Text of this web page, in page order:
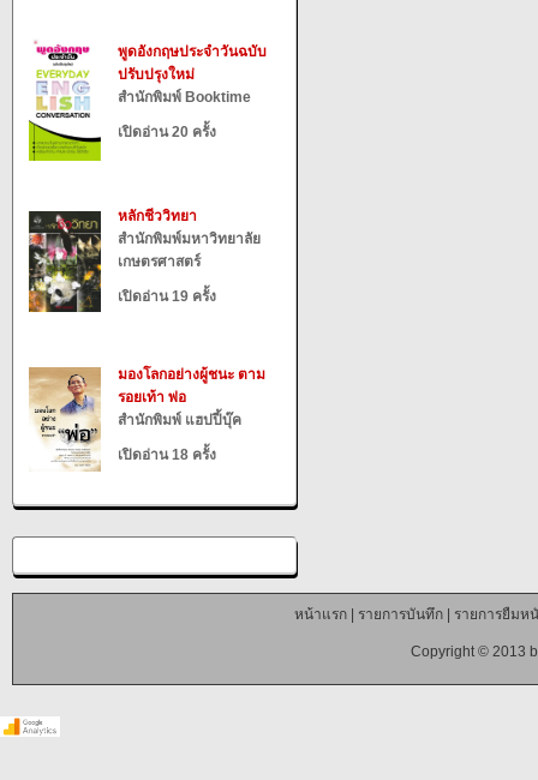
พูดอังกฤษประจำวันฉบับ
ปรับปรุงใหม่
สำนักพิมพ์ Booktime
เปิดอ่าน 20 ครั้ง
หลักชีววิทยา
สำนักพิมพ์มหาวิทยาลัย
เกษตรศาสตร์
เปิดอ่าน 19 ครั้ง
มองโลกอย่างผู้ชนะ ตาม
รอยเท้า พ่อ
สำนักพิมพ์ แฮปปี้บุ๊ค
เปิดอ่าน 18 ครั้ง
หน้าแรก| รายการบันทึก| รายการยืมห
Copyright © 2013